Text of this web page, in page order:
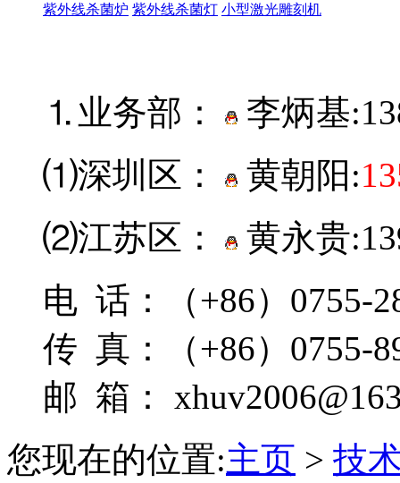
紫外线杀菌炉 紫外线杀菌灯 小型激光雕刻机
⒈业务部： 李炳基:
⑴深圳区：
黄朝阳:
⑵江苏区：
黄永贵
电 话：（+86）0755-
传 真：（+86）0755-
邮 箱：
您现在的位置:主页 > 技